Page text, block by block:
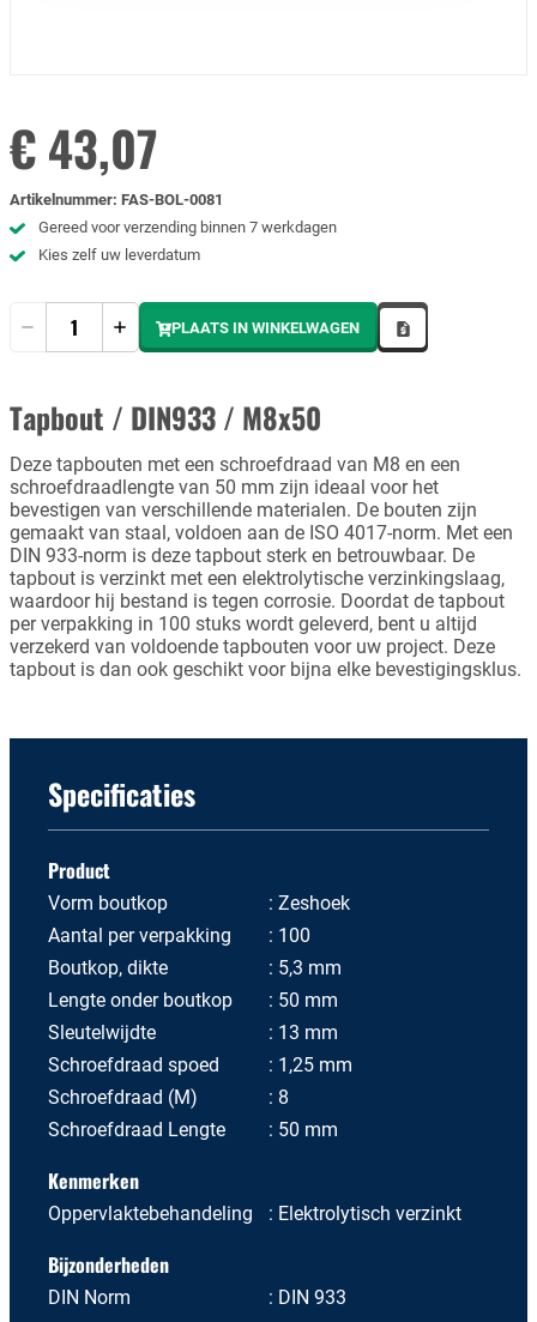
€ 43,07
Artikelnummer: FAS-BOL-0081
Gereed voor verzending binnen 7 werkdagen
Kies zelf uw leverdatum
PLAATS IN WINKELWAGEN
Tapbout / DIN933 / M8x50
Deze tapbouten met een schroefdraad van M8 en een
schroefdraadlengte van 50 mm zijn ideaal voor het
bevestigen van verschillende materialen. De bouten zijn
gemaakt van staal, voldoen aan de ISO 4017-norm. Met een
DIN 933-norm is deze tapbout sterk en betrouwbaar. De
tapbout is verzinkt met een elektrolytische verzinkingslaag,
waardoor hij bestand is tegen corrosie. Doordat de tapbout
per verpakking in 100 stuks wordt geleverd, bent u altijd
verzekerd van voldoende tapbouten voor uw project. Deze
tapbout is dan ook geschikt voor bijna elke bevestigingsklus.
Specificaties
Product
Vorm boutkop
Zeshoek
Aantal per verpakking
100
Boutkop, dikte
5,3 mm
Lengte onder boutkop
50 mm
Sleutelwijdte
13 mm
Schroefdraad spoed
1,25 mm
Schroefdraad (M)
8
Schroefdraad Lengte
50 mm
Kenmerken
Oppervlaktebehandeling Elektrolytisch verzinkt
Bijzonderheden
DIN Norm
DIN 933